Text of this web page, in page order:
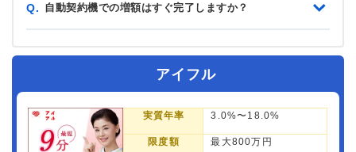
Q. 自動契約機での増額はすぐ完了しますか？
アイフル
実質年率 3.0%〜18.0%
限度額 最大800万円